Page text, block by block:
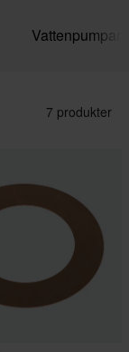
Vattenpumpar
7 produkter